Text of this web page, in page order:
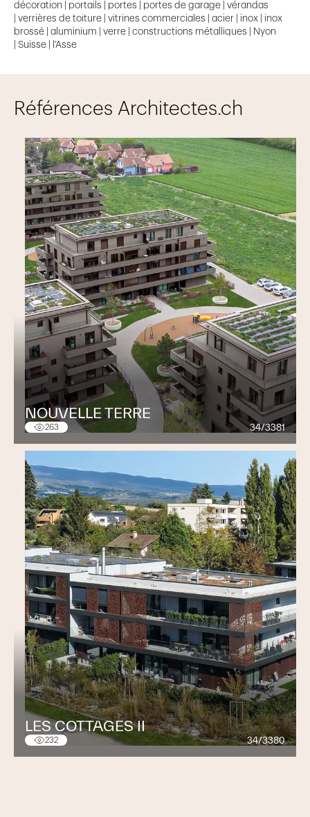
décoration | portails | portes | portes de garage | vérandas
| verrières de toiture | vitrines commerciales | acier | inox | inox
brossé | aluminium | verre | constructions métalliques | Nyon
| Suisse | l'Asse
Références Architectes.ch
NOUVELLE TERRE
263 34/3381
LES COTTAGES II
232 34/3380